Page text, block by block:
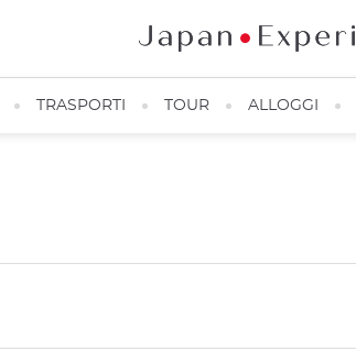
TRASPORTI TOUR ALLOGGI